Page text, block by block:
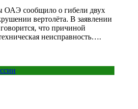
ОАЭ сообщило о гибели двух
вертолёта. В заявлении
что причиной
неисправность….